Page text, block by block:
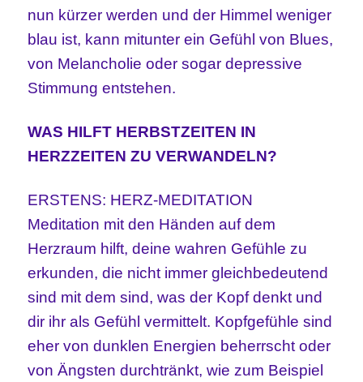
nun kürzer werden und der Himmel weniger
blau ist, kann mitunter ein Gefühl von Blues,
von Melancholie oder sogar depressive
Stimmung entstehen.
WAS HILFT HERBSTZEITEN IN
HERZZEITEN ZU VERWANDELN?
ERSTENS: HERZ-MEDITATION
Meditation mit den Händen auf dem
Herzraum hilft, deine wahren Gefühle zu
erkunden, die nicht immer gleichbedeutend
sind mit dem sind, was der Kopf denkt und
dir ihr als Gefühl vermittelt. Kopfgefühle sind
eher von dunklen Energien beherrscht oder
von Ängsten durchtränkt, wie zum Beispiel